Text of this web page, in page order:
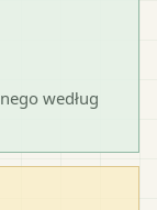
według